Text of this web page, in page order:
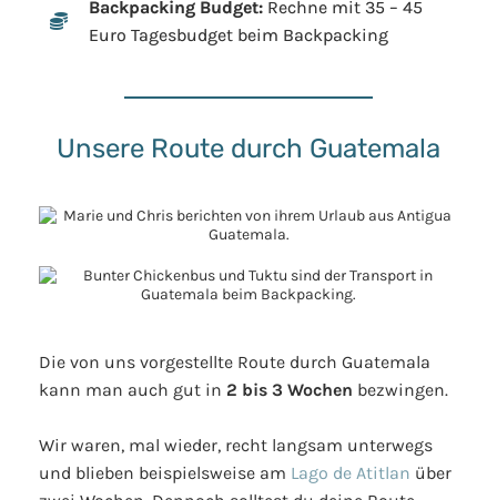
Backpacking Budget: Rechne mit 35 – 45
Euro Tagesbudget beim Backpacking
Unsere Route durch Guatemala
Die von uns vorgestellte Route durch Guatemala
kann man auch gut in 2 bis 3 Wochen bezwingen.
Wir waren, mal wieder, recht langsam unterwegs
und blieben beispielsweise am Lago de Atitlan über